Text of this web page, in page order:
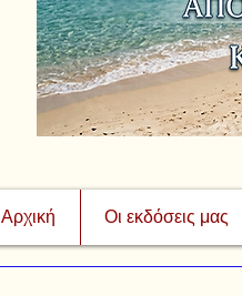
Αρχική Οι εκδόσεις μας